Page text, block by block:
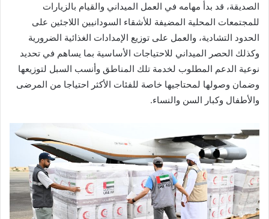
الصديقة، قد بدأ مهامه في العمل الميداني والقيام بالزيارات
للمجتمعات المحلية المضيفة للأشقاء السودانيين اللاجئين على
الحدود التشادية، والعمل على توزيع الإمدادات الغذائية الضرورية
وكذلك الحصر الميداني للاحتياجات الأساسية بما يساهم في تحديد
نوعية الدعم المطلوب لخدمة تلك المناطق وأنسب السبل لتوزيعها
وضمان وصولها لمحتاجيها خاصة للفئات الأكثر احتياجا من المرضى
والأطفال وكبار السن والنساء.